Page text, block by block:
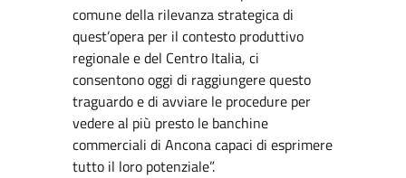
comune della rilevanza strategica di
quest’opera per il contesto produttivo
regionale e del Centro Italia, ci
consentono oggi di raggiungere questo
traguardo e di avviare le procedure per
vedere al più presto le banchine
commerciali di Ancona capaci di esprimere
tutto il loro potenziale”.